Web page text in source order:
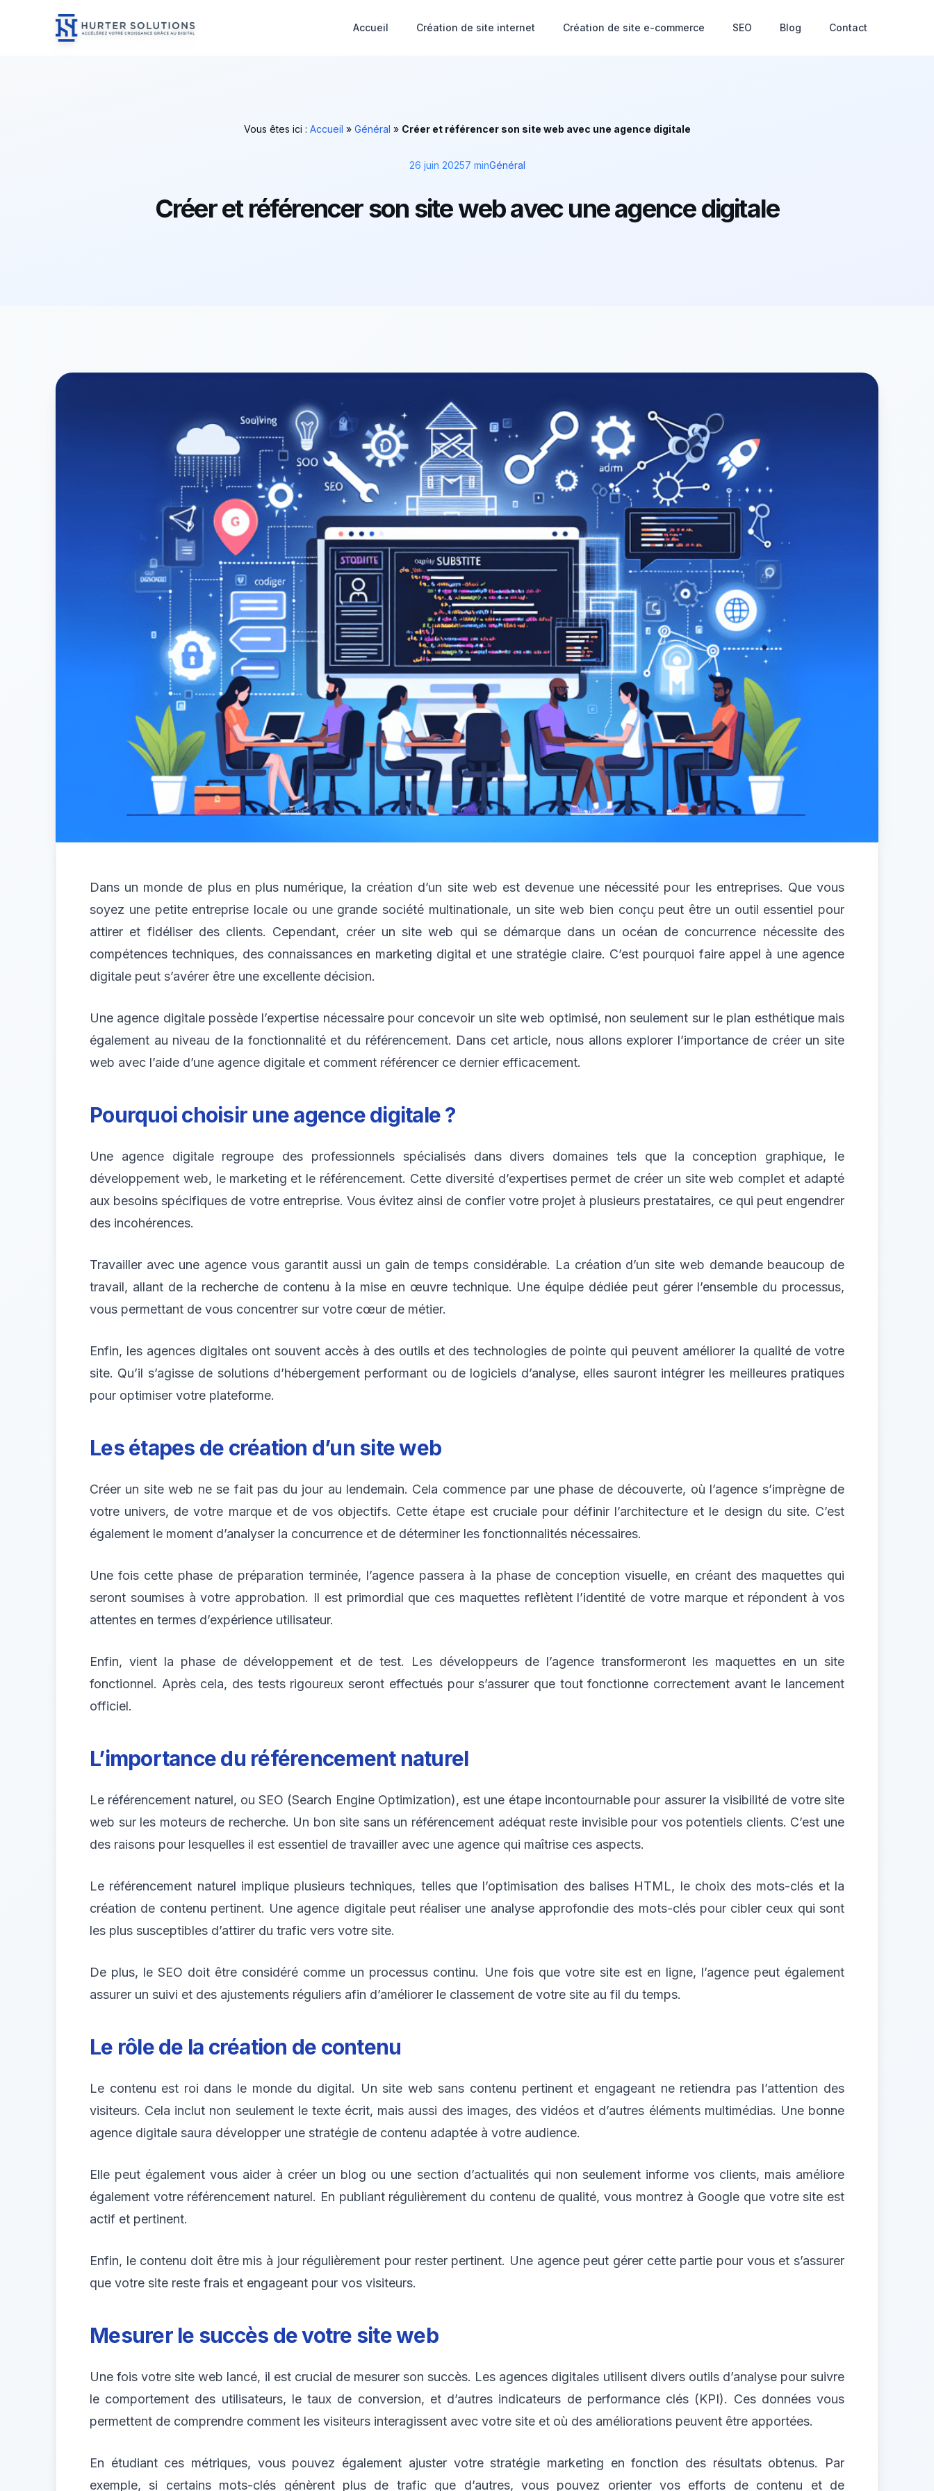
Accueil Création de site internet Création de site e-commerce SEO Blog Contact
Vous êtes ici : Accueil » Général » Créer et référencer son site web avec une agence digitale
26 juin 20257 minGénéral
Créer et référencer son site web avec une agence digitale
Dans un monde de plus en plus numérique, la création d’un site web est devenue une nécessité pour les entreprises. Que vous
soyez une petite entreprise locale ou une grande société multinationale, un site web bien conçu peut être un outil essentiel pour
attirer et fidéliser des clients. Cependant, créer un site web qui se démarque dans un océan de concurrence nécessite des
compétences techniques, des connaissances en marketing digital et une stratégie claire. C’est pourquoi faire appel à une agence
digitale peut s’avérer être une excellente décision.
Une agence digitale possède l’expertise nécessaire pour concevoir un site web optimisé, non seulement sur le plan esthétique mais
également au niveau de la fonctionnalité et du référencement. Dans cet article, nous allons explorer l’importance de créer un site
web avec l’aide d’une agence digitale et comment référencer ce dernier efficacement.
Pourquoi choisir une agence digitale ?
Une agence digitale regroupe des professionnels spécialisés dans divers domaines tels que la conception graphique, le
développement web, le marketing et le référencement. Cette diversité d’expertises permet de créer un site web complet et adapté
aux besoins spécifiques de votre entreprise. Vous évitez ainsi de confier votre projet à plusieurs prestataires, ce qui peut engendrer
des incohérences.
Travailler avec une agence vous garantit aussi un gain de temps considérable. La création d’un site web demande beaucoup de
travail, allant de la recherche de contenu à la mise en œuvre technique. Une équipe dédiée peut gérer l’ensemble du processus,
vous permettant de vous concentrer sur votre cœur de métier.
Enfin, les agences digitales ont souvent accès à des outils et des technologies de pointe qui peuvent améliorer la qualité de votre
site. Qu’il s’agisse de solutions d’hébergement performant ou de logiciels d’analyse, elles sauront intégrer les meilleures pratiques
pour optimiser votre plateforme.
Les étapes de création d’un site web
Créer un site web ne se fait pas du jour au lendemain. Cela commence par une phase de découverte, où l’agence s’imprègne de
votre univers, de votre marque et de vos objectifs. Cette étape est cruciale pour définir l’architecture et le design du site. C’est
également le moment d’analyser la concurrence et de déterminer les fonctionnalités nécessaires.
Une fois cette phase de préparation terminée, l’agence passera à la phase de conception visuelle, en créant des maquettes qui
seront soumises à votre approbation. Il est primordial que ces maquettes reflètent l’identité de votre marque et répondent à vos
attentes en termes d’expérience utilisateur.
Enfin, vient la phase de développement et de test. Les développeurs de l’agence transformeront les maquettes en un site
fonctionnel. Après cela, des tests rigoureux seront effectués pour s’assurer que tout fonctionne correctement avant le lancement
officiel.
L’importance du référencement naturel
Le référencement naturel, ou SEO (Search Engine Optimization), est une étape incontournable pour assurer la visibilité de votre site
web sur les moteurs de recherche. Un bon site sans un référencement adéquat reste invisible pour vos potentiels clients. C’est une
des raisons pour lesquelles il est essentiel de travailler avec une agence qui maîtrise ces aspects.
Le référencement naturel implique plusieurs techniques, telles que l’optimisation des balises HTML, le choix des mots-clés et la
création de contenu pertinent. Une agence digitale peut réaliser une analyse approfondie des mots-clés pour cibler ceux qui sont
les plus susceptibles d’attirer du trafic vers votre site.
De plus, le SEO doit être considéré comme un processus continu. Une fois que votre site est en ligne, l’agence peut également
assurer un suivi et des ajustements réguliers afin d’améliorer le classement de votre site au fil du temps.
Le rôle de la création de contenu
Le contenu est roi dans le monde du digital. Un site web sans contenu pertinent et engageant ne retiendra pas l’attention des
visiteurs. Cela inclut non seulement le texte écrit, mais aussi des images, des vidéos et d’autres éléments multimédias. Une bonne
agence digitale saura développer une stratégie de contenu adaptée à votre audience.
Elle peut également vous aider à créer un blog ou une section d’actualités qui non seulement informe vos clients, mais améliore
également votre référencement naturel. En publiant régulièrement du contenu de qualité, vous montrez à Google que votre site est
actif et pertinent.
Enfin, le contenu doit être mis à jour régulièrement pour rester pertinent. Une agence peut gérer cette partie pour vous et s’assurer
que votre site reste frais et engageant pour vos visiteurs.
Mesurer le succès de votre site web
Une fois votre site web lancé, il est crucial de mesurer son succès. Les agences digitales utilisent divers outils d’analyse pour suivre
le comportement des utilisateurs, le taux de conversion, et d’autres indicateurs de performance clés (KPI). Ces données vous
permettent de comprendre comment les visiteurs interagissent avec votre site et où des améliorations peuvent être apportées.
En étudiant ces métriques, vous pouvez également ajuster votre stratégie marketing en fonction des résultats obtenus. Par
exemple, si certains mots-clés génèrent plus de trafic que d’autres, vous pouvez orienter vos efforts de contenu et de